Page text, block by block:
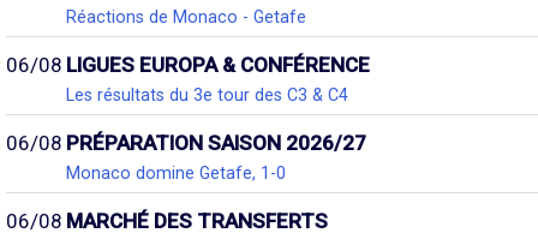
Réactions de Monaco - Getafe
06/08 LIGUES EUROPA & CONFÉRENCE
Les résultats du 3e tour des C3 & C4
06/08 PRÉPARATION SAISON 2026/27
Monaco domine Getafe, 1-0
06/08 MARCHÉ DES TRANSFERTS